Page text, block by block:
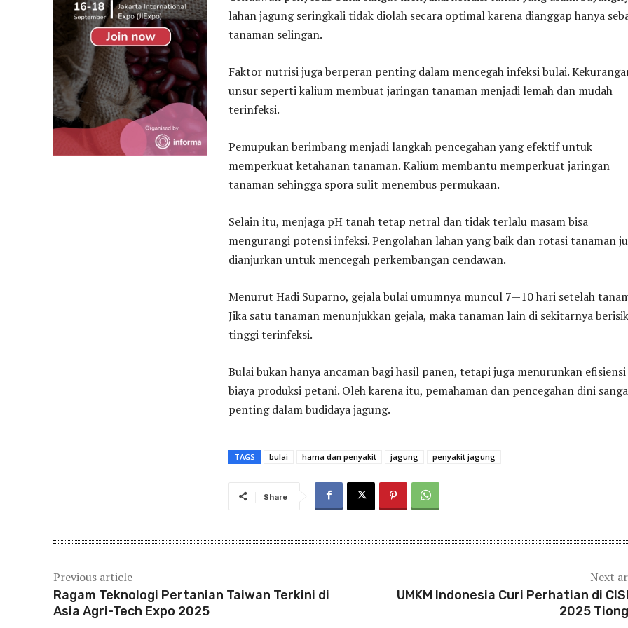
lahan jagung seringkali tidak diolah secara optimal karena dianggap hanya
tanaman selingan.
Faktor nutrisi juga berperan penting dalam mencegah infeksi bulai.
unsur seperti kalium membuat jaringan tanaman menjadi lemah dan mudah
terinfeksi.
Pemupukan berimbang menjadi langkah pencegahan yang efektif untuk
memperkuat ketahanan tanaman. Kalium membantu memperkuat jaringan
tanaman sehingga spora sulit menembus permukaan.
Selain itu, menjaga pH tanah tetap netral dan tidak terlalu masam bisa
mengurangi potensi infeksi. Pengolahan lahan yang baik dan rotasi tanaman
dianjurkan untuk mencegah perkembangan cendawan.
Menurut Hadi Suparno, gejala bulai umumnya muncul 7—10 hari setelah
Jika satu tanaman menunjukkan gejala, maka tanaman lain di sekitarnya
tinggi terinfeksi.
Bulai bukan hanya ancaman bagi hasil panen, tetapi juga menurunkan efisiensi
biaya produksi petani. Oleh karena itu, pemahaman dan pencegahan dini
penting dalam budidaya jagung.
TAGS bulai hama dan penyakit jagung penyakit jagung
Share
Previous article
Ragam Teknologi Pertanian Taiwan Terkini di
Asia Agri-Tech Expo 2025
Next
UMKM Indonesia Curi Perhatian di
2025